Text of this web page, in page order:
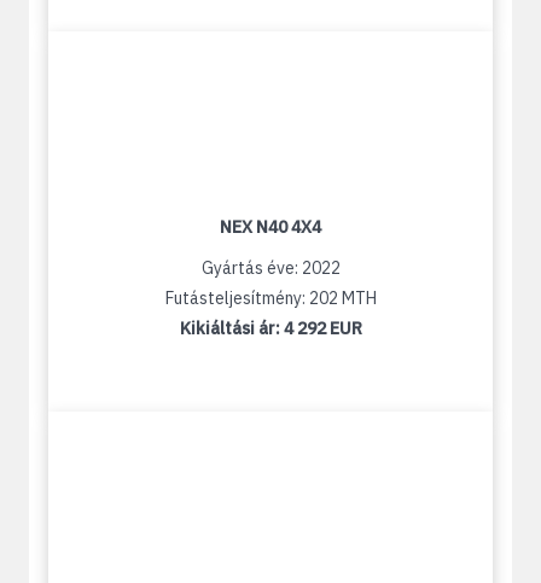
NEX N40 4X4
Gyártás éve: 2022
Futásteljesítmény: 202 MTH
Kikiáltási ár:4 292 EUR